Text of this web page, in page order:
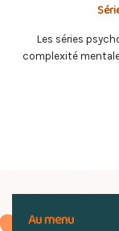
Les séries
complexité
Au menu